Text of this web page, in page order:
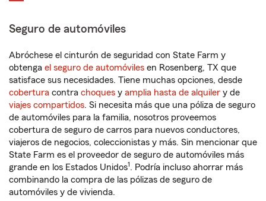
Seguro de automóviles
Abróchese el cinturón de seguridad con State Farm y
obtenga el seguro de automóviles en Rosenberg, TX que
satisface sus necesidades. Tiene muchas opciones, desde
cobertura contra choques y amplia hasta de alquiler y de
viajes compartidos. Si necesita más que una póliza de seguro
de automóviles para la familia, nosotros proveemos
cobertura de seguro de carros para nuevos conductores,
viajeros de negocios, coleccionistas y más. Sin mencionar que
State Farm es el proveedor de seguro de automóviles más
grande en los Estados Unidos1 . Podría incluso ahorrar más
combinando la compra de las pólizas de seguro de
automóviles y de vivienda.